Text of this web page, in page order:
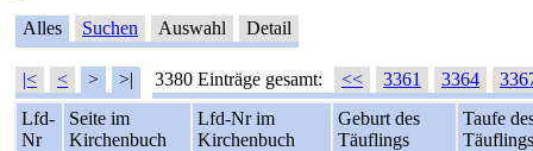
Alles Suchen Auswahl Detail
|< < > >| 3380 Einträge gesamt: << 3361 3364
Lfd-
Nr
Seite im
Kirchenbuch
Lfd-Nr im
Kirchenbuch
Geburt des
Täuflings
Taufe
Täuflings